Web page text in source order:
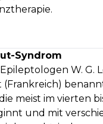
Syndrom
W. G.
(Frankreich)
meist im vierten
und mit